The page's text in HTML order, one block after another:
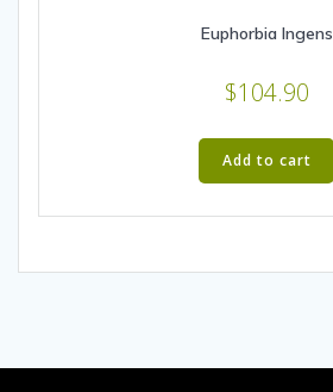
Euphorbia Ingens
$104.90
Add to cart